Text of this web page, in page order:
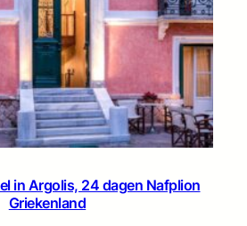
in Argolis, 24 dagen Nafplion
Griekenland